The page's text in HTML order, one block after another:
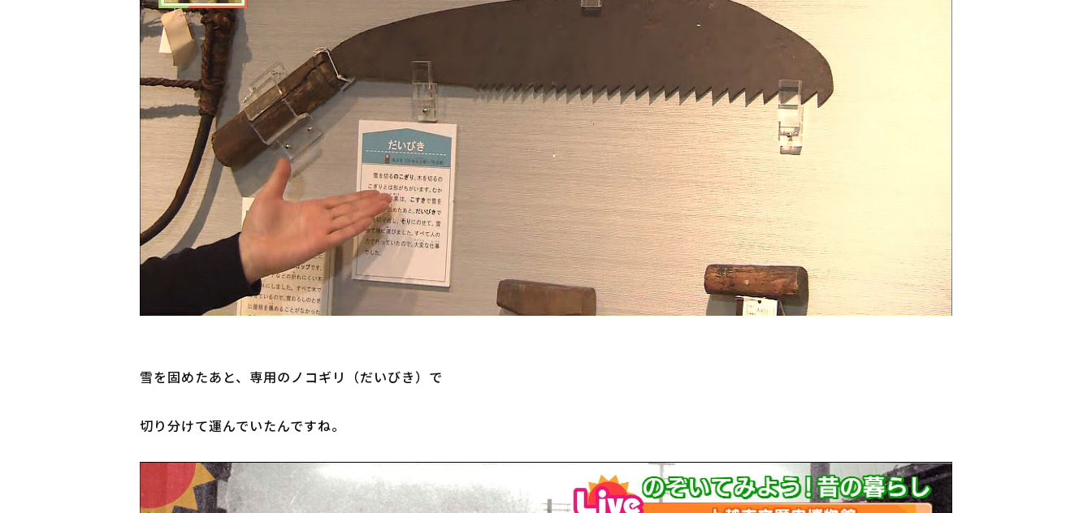
雪を固めたあと、専用のノコギリ（だいびき）で
切り分けて運んでいたんですね。